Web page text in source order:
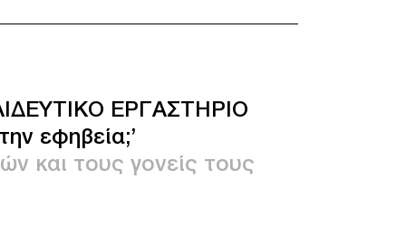
ΕΡΓΑΣΤΗΡΙΟ
εφηβεία;’
και τους γονείς τους